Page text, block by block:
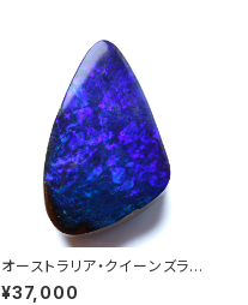
オーストラリア・クイーンズラン
ド産ボルダーオパール 3.70ct
¥37,000